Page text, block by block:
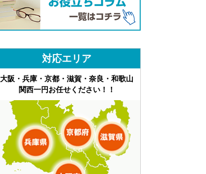
対応エリア
大阪・兵庫・京都・滋賀・奈良・和歌山
関西一円お任せください！！